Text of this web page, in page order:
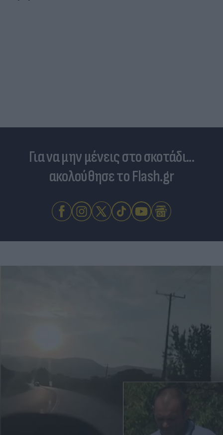
Για να μην μένεις στο σκοτάδι...
ακολούθησε το Flash.gr